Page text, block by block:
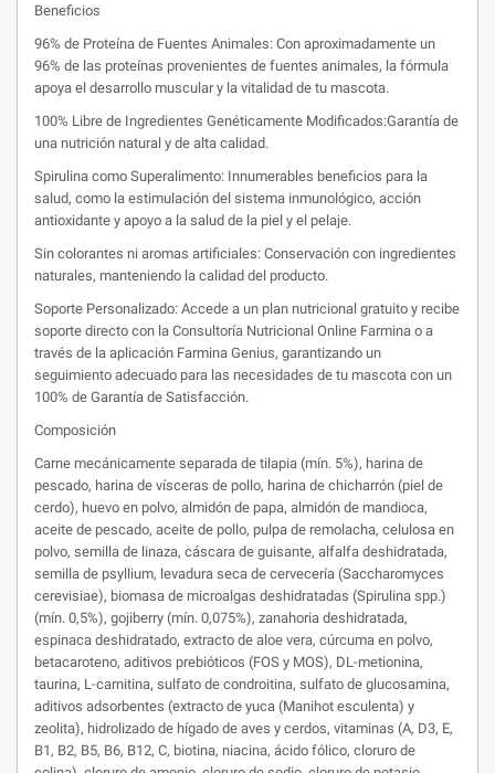
Beneficios
96% de Proteína de Fuentes Animales: Con aproximadamente un
96% de las proteínas provenientes de fuentes animales, la fórmula
apoya el desarrollo muscular y la vitalidad de tu mascota.
100% Libre de Ingredientes Genéticamente Modificados:Garantía de
una nutrición natural y de alta calidad.
Spirulina como Superalimento: Innumerables beneficios para la
salud, como la estimulación del sistema inmunológico, acción
antioxidante y apoyo a la salud de la piel y el pelaje.
Sin colorantes ni aromas artificiales: Conservación con ingredientes
naturales, manteniendo la calidad del producto.
Soporte Personalizado: Accede a un plan nutricional gratuito y recibe
soporte directo con la Consultoría Nutricional Online Farmina o a
través de la aplicación Farmina Genius, garantizando un
seguimiento adecuado para las necesidades de tu mascota con un
100% de Garantía de Satisfacción.
Composición
Carne mecánicamente separada de tilapia (mín. 5%), harina de
pescado, harina de vísceras de pollo, harina de chicharrón (piel de
cerdo), huevo en polvo, almidón de papa, almidón de mandioca,
aceite de pescado, aceite de pollo, pulpa de remolacha, celulosa en
polvo, semilla de linaza, cáscara de guisante, alfalfa deshidratada,
semilla de psyllium, levadura seca de cervecería (Saccharomyces
cerevisiae), biomasa de microalgas deshidratadas (Spirulina spp.)
(mín. 0,5%), gojiberry (mín. 0,075%), zanahoria deshidratada,
espinaca deshidratado, extracto de aloe vera, cúrcuma en polvo,
betacaroteno, aditivos prebióticos (FOS y MOS), DL-metionina,
taurina, L-carnitina, sulfato de condroitina, sulfato de glucosamina,
aditivos adsorbentes (extracto de yuca (Manihot esculenta) y
zeolita), hidrolizado de hígado de aves y cerdos, vitaminas (A, D3, E,
B1, B2, B5, B6, B12, C, biotina, niacina, ácido fólico, cloruro de